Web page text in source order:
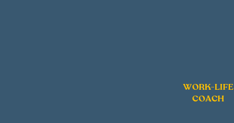
WORK-LIFE
COACH